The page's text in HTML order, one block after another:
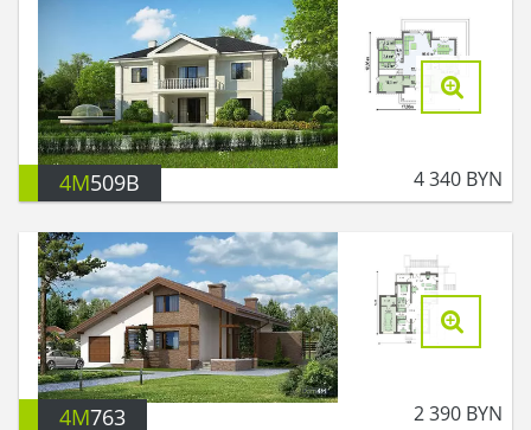
4M509B 4 340 BYN
4M763 2 390 BYN